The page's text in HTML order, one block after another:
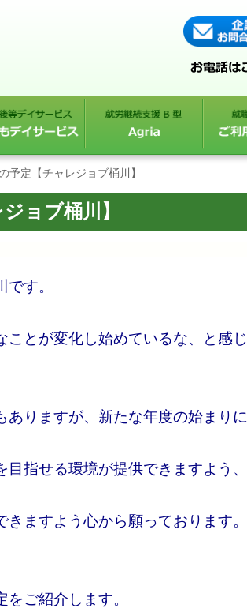
定【チャレジョブ桶川】
ョブ桶川】
す。
とが変化し始めているな、と感じ
りますが、新たな年度の始まりに
指せる環境が提供できますよう、
ますよう心から願っております。
ご紹介します。